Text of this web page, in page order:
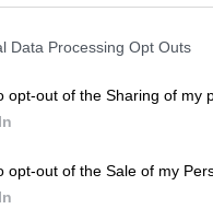
Data Processing Opt Outs
opt-out of the Sharing of my
opt-out of the Sale of my
ιδιοφυΐας»
10.09.2024